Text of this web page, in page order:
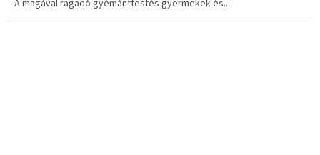
A magával ragadó gyémántfestés gyermekek és...